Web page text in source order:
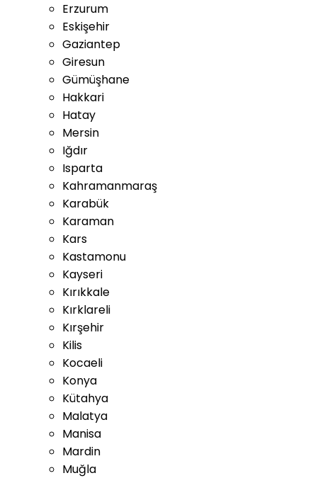
Erzurum
Eskişehir
Gaziantep
Giresun
Gümüşhane
Hakkari
Hatay
Mersin
Iğdır
Isparta
Kahramanmaraş
Karabük
Karaman
Kars
Kastamonu
Kayseri
Kırıkkale
Kırklareli
Kırşehir
Kilis
Kocaeli
Konya
Kütahya
Malatya
Manisa
Mardin
Muğla